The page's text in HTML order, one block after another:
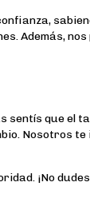
Además,
que el
Nosotros te
¡No